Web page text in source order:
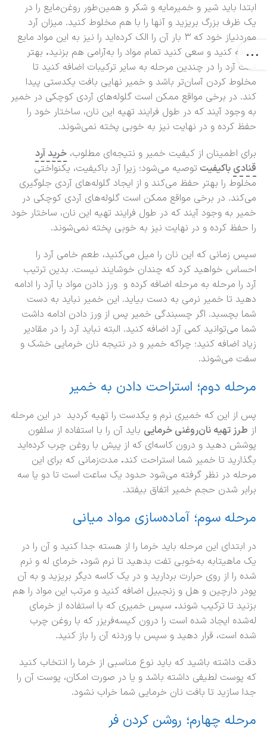
ابتدا باید شیر و خمیرمایه و شکر و همین‌طور روغن‌مایع را در
یک ظرف بزرگ بریزید و آنها را با هم مخلوط کنید. میزان آرد
موردنیاز خود که ۳ بار آن را الک کرده‌اید را نیز به این مواد مایع
اضافه کنید و سعی کنید تمام مواد را به‌آرامی هم بزنید. بهتر
است آرد را در چندین مرحله به سایر ترکیبات اضافه کنید تا
مخلوط کردن آسان‌تر باشد و خمیر نهایی بافت یکدستی پیدا
کند. در برخی مواقع ممکن است گلوله‌های آردی کوچکی در خمیر
به وجود آیند که در طول فرایند تهیه این نان، ساختار خود را
حفظ کرده و در نهایت نیز به خوبی پخته نمی‌شوند.
برای اطمینان از کیفیت خمیر و نتیجه‌ای مطلوب، خرید آرد
قنادی باکیفیت توصیه می‌شود؛ زیرا آرد باکیفیت، یکنواختی
مخلوط را بهتر حفظ می‌کند و از ایجاد گلوله‌های آردی جلوگیری
می‌کند. در برخی مواقع ممکن است گلوله‌های آردی کوچکی در
خمیر به وجود آیند که در طول فرایند تهیه این نان، ساختار خود
را حفظ کرده و در نهایت نیز به خوبی پخته نمی‌شوند.
سپس زمانی که این نان را میل می‌کنید، طعم خامی آرد را
احساس خواهید کرد که چندان خوشایند نیست. بدین ترتیب
آرد را مرحله به مرحله اضافه کرده و ورز دادن مواد با آرد را ادامه
دهید تا خمیر نرمی به دست بیاید. این خمیر نباید به دست
شما بچسبد. اگر چسبندگی خمیر پس از ورز دادن ادامه داشت
شما می‌توانید کمی آرد اضافه کنید. البته نباید آرد را در مقادیر
زیاد اضافه کنید؛ چراکه خمیر و در نتیجه نان خرمایی خشک و
سفت می‌شوند.
مرحله دوم؛ استراحت دادن به خمیر
پس از این که خمیری نرم و یکدست را تهیه کردید در این مرحله
از طرز تهیه نان‌روغنی خرمایی باید آن را با استفاده از سلفون
پوشش دهید و درون کاسه‌ای که از پیش با روغن چرب کرده‌اید
بگذارید تا خمیر شما استراحت کند. مدت‌زمانی که برای این
مرحله در نظر گرفته می‌شود حدود یک ساعت است تا دو یا سه
برابر شدن حجم خمیر اتفاق بیفتد.
مرحله سوم؛ آماده‌سازی مواد میانی
در ابتدای این مرحله باید خرما را از هسته جدا کنید و آن را در
یک ماهیتابه به‌خوبی تفت بدهید تا نرم شود. خرمای له و نرم
شده را از روی حرارت بردارید و در یک کاسه دیگر بریزید و به آن
پودر دارچین و هل و زنجبیل اضافه کنید و مرتب این مواد را هم
بزنید تا ترکیب شوند. سپس خمیری که با استفاده از خرمای
له‌شده ایجاد شده است را درون کیسه‌فریزر که با روغن چرب
شده است، قرار دهید و سپس با وردنه آن را باز کنید.
دقت داشته باشید که باید نوع مناسبی از خرما را انتخاب کنید
که پوست لطیفی داشته باشد و یا در صورت امکان، پوست آن را
جدا سازید تا بافت نان خرمایی شما خراب نشود.
مرحله چهارم؛ روشن کردن فر